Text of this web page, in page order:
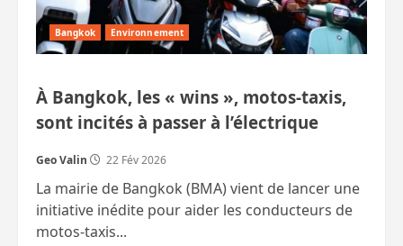
Bangkok Environnement
À Bangkok, les « wins », motos-taxis,
sont incités à passer à l’électrique
Geo Valin 22 Fév 2026
La mairie de Bangkok (BMA) vient de lancer une
initiative inédite pour aider les conducteurs de
motos-taxis...